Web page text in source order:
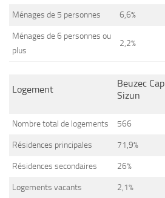
Ménages de 5 personnes 6,6%
Ménages de 6 personnes ou
plus
2,2%
Logement
Beuzec Cap
Sizun
Nombre total de logements 566
Résidences principales 71,9%
Résidences secondaires 26%
Logements vacants 2,1%